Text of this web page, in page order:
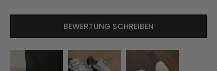
BEWERTUNG SCHREIBEN